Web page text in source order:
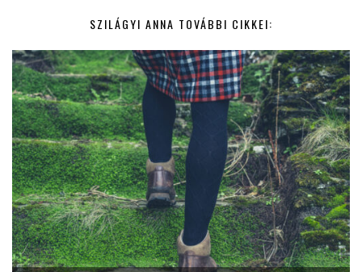
SZILÁGYI ANNA TOVÁBBI CIKKEI: